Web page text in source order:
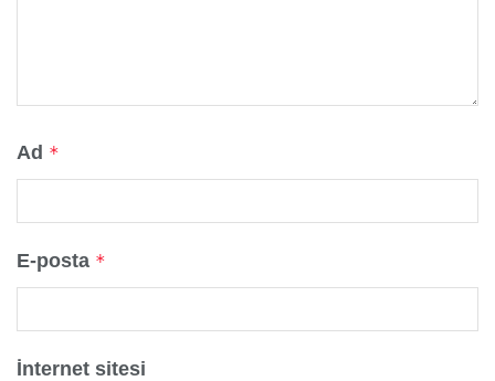
Ad *
E-posta *
İnternet sitesi